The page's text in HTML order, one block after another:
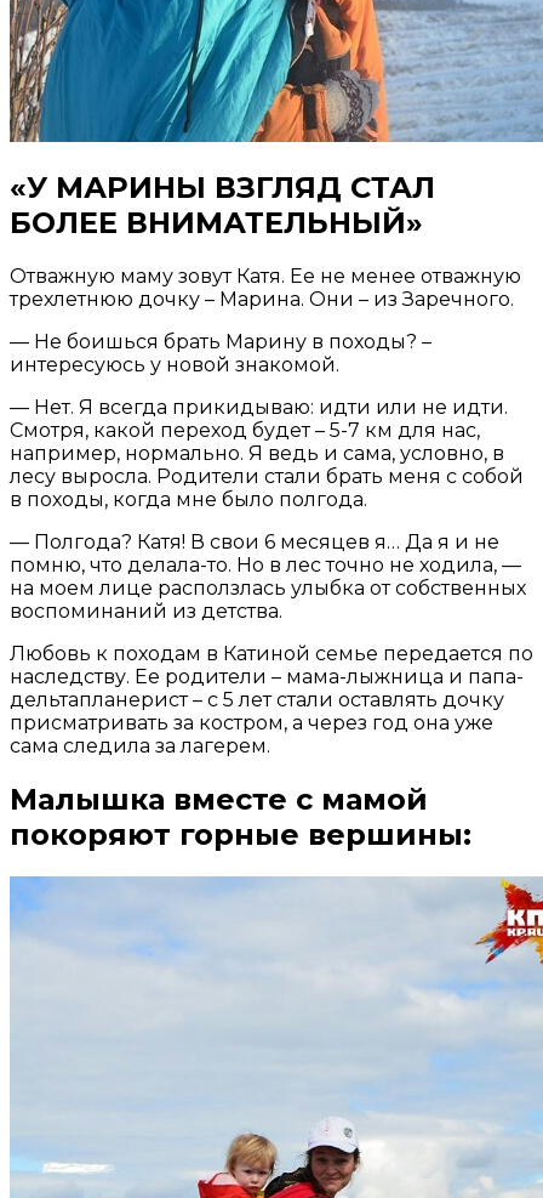
«У МАРИНЫ ВЗГЛЯД СТАЛ
БОЛЕЕ ВНИМАТЕЛЬНЫЙ»
Отважную маму зовут Катя. Ее не менее отважную
трехлетнюю дочку – Марина. Они – из Заречного.
— Не боишься брать Марину в походы? –
интересуюсь у новой знакомой.
— Нет. Я всегда прикидываю: идти или не идти.
Смотря, какой переход будет – 5-7 км для нас,
например, нормально. Я ведь и сама, условно, в
лесу выросла. Родители стали брать меня с собой
в походы, когда мне было полгода.
— Полгода? Катя! В свои 6 месяцев я… Да я и не
помню, что делала-то. Но в лес точно не ходила, —
на моем лице расползлась улыбка от собственных
воспоминаний из детства.
Любовь к походам в Катиной семье передается по
наследству. Ее родители – мама-лыжница и папа-
дельтапланерист – с 5 лет стали оставлять дочку
присматривать за костром, а через год она уже
сама следила за лагерем.
Малышка вместе с мамой
покоряют горные вершины: